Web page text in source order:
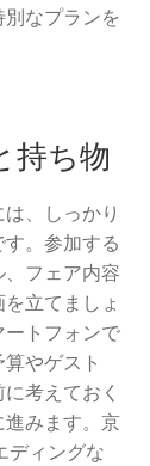
なプランを
持ち物
、しっかり
。参加する
フェア内容
立てましょ
ートフォンで
やゲスト
考えておく
進みます。京
ディングな